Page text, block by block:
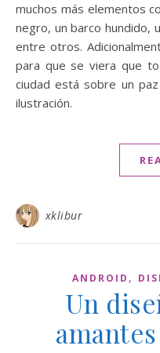
muchos más elementos
negro, un barco hundido,
entre otros.
para que se viera que
ciudad está sobre un
ilustración.
xklibur
ANDROID ,
Un